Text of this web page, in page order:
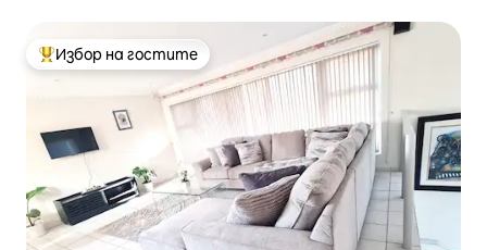
Най-популярен избор на гостите
Избор на гостите